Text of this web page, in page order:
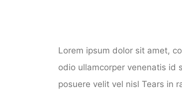
Lorem ipsum dolor sit amet,
odio ullamcorper venenatis id
posuere velit vel nisl Tears in